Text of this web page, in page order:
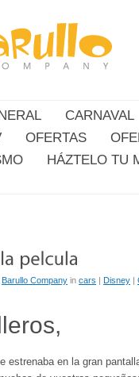
CARNAVAL
OFERTAS
HÁZTELO TU
Barullo Company in cars | Disney |
estrenaba en la gran